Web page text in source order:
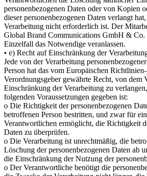
personenbezogenen Daten oder von Kopien
dieser personenbezogenen Daten verlangt
Verarbeitung nicht erforderlich ist. Der
Global Brand Communications GmbH &
Einzelfall das Notwendige veranlassen.
• e) Recht auf Einschränkung der
Jede von der Verarbeitung
Person hat das vom Europäischen
Verordnungsgeber gewährte Recht, von dem
Einschränkung der Verarbeitung zu
folgenden Voraussetzungen gegeben ist:
o Die Richtigkeit der personenbezogenen
betroffenen Person bestritten, und zwar für
Verantwortlichen ermöglicht, die Richtigkeit
Daten zu überprüfen.
o Die Verarbeitung ist unrechtmäßig, die
Löschung der personenbezogenen Daten ab
die Einschränkung der Nutzung der
o Der Verantwortliche benötigt die